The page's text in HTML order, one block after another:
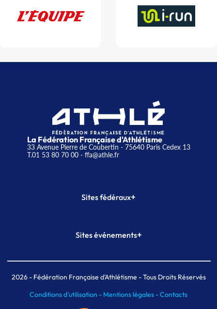
La Fédération Française d'Athlétisme
33 Avenue Pierre de Coubertin - 75640 Paris Cedex 13
T.01 53 80 70 00- ffa@athle.fr
Sites fédéraux+
Plateforme Formation
Sites événements+
Meeting de Paris indoor
MAIF Ekiden de Paris
2026- Fédération Française d'Athlétisme - Tous Droits Réservés
Conditions d'utilisation - Mentions légales -Contacts